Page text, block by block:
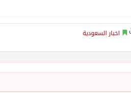
اخبار السعودية